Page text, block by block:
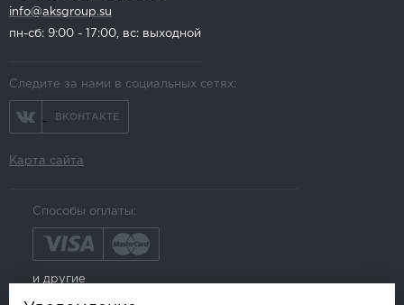
info@aksgroup.su
пн-сб: 9:00 - 17:00, вс: выходной
Следите за нами в социальных сетях:
ВКОНТАКТЕ
Карта сайта
Способы оплаты:
и другие